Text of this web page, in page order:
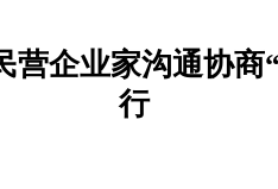
企业家沟通协商
行